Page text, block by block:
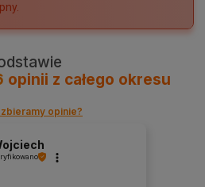
opinii z całego okresu
opinie?